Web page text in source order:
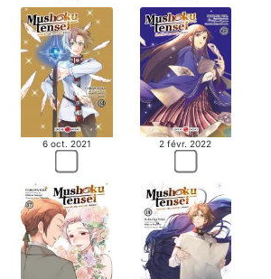
6 oct. 2021 2 févr. 2022